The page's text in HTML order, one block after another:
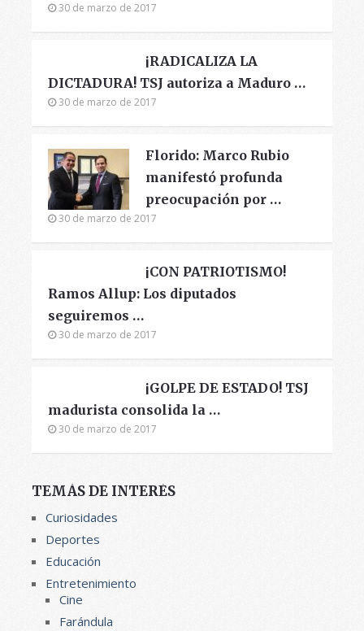
30 de marzo de 2017
¡RADICALIZA LA
DICTADURA! TSJ autoriza a Maduro …
30 de marzo de 2017
Florido: Marco Rubio
manifestó profunda
preocupación por …
30 de marzo de 2017
¡CON PATRIOTISMO!
Ramos Allup: Los diputados
seguiremos …
30 de marzo de 2017
¡GOLPE DE ESTADO! TSJ
madurista consolida la …
30 de marzo de 2017
TEMÁS DE INTERÉS
Curiosidades
Deportes
Educación
Entretenimiento
Cine
Farándula